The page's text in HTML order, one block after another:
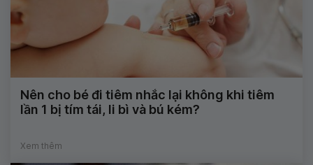
Nên cho bé đi tiêm nhắc lại không khi tiêm
lần 1 bị tím tái, li bì và bú kém?
Xem thêm